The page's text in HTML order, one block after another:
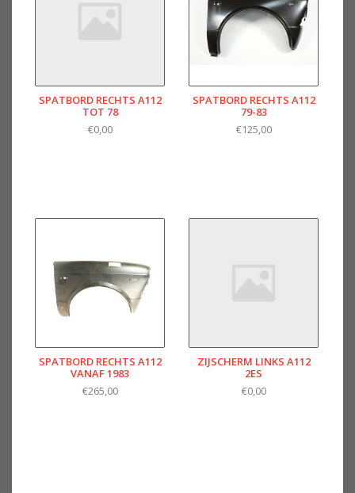
SPATBORD RECHTS A112
TOT 78
€0,00
SPATBORD RECHTS A112
79-83
€125,00
SPATBORD RECHTS A112
VANAF 1983
€265,00
ZIJSCHERM LINKS A112
2ES
€0,00